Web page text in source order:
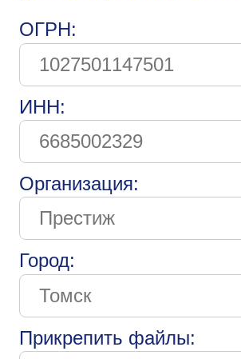
ОГРН:
ИНН:
Организация:
Город:
Прикрепить файлы: